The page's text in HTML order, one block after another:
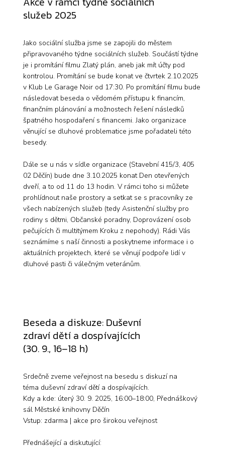
služeb 2025
Jako sociální služba jsme se zapojili do městem
připravovaného týdne sociálních služeb. Součástí týdne
je i promítání filmu Zlatý plán, aneb jak mít účty pod
kontrolou. Promítání se bude konat ve čtvrtek 2.10.2025
v Klub Le Garage Noir od 17:30. Po promítání filmu bude
následovat beseda o vědomém přístupu k financím,
finančním plánování a možnostech řešení následků
špatného hospodaření s financemi. Jako organizace
věnující se dluhové problematice jsme pořadateli této
besedy.
Dále se u nás v sídle organizace (Stavební 415/3, 405
02 Děčín) bude dne 3.10.2025 konat Den otevřených
dveří, a to od 11 do 13 hodin. V rámci toho si můžete
prohlídnout naše prostory a setkat se s pracovníky ze
všech nabízených služeb (tedy Asistenční služby pro
rodiny s dětmi, Občanské poradny, Doprovázení osob
pečujících či multitýmem Kroku z nepohody). Rádi Vás
seznámíme s naší činnosti a poskytneme informace i o
aktuálních projektech, které se věnují podpoře lidí v
dluhové pasti či válečným veteránům.
Beseda a diskuze: Duševní
zdraví dětí a dospívajících
(30. 9., 16–18 h)
Srdečně zveme veřejnost na besedu s diskuzí na
téma duševní zdraví dětí a dospívajících.
Kdy a kde: úterý 30. 9. 2025, 16:00–18:00, Přednáškový
sál Městské knihovny Děčín
Vstup: zdarma | akce pro širokou veřejnost
Přednášející a diskutující: